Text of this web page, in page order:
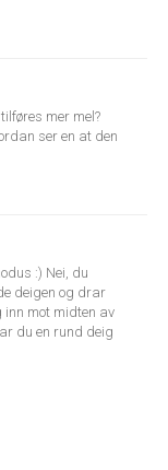
mer mel?
ser en at den
:) Nei, du
deigen og drar
inn mot midten av
du en rund deig